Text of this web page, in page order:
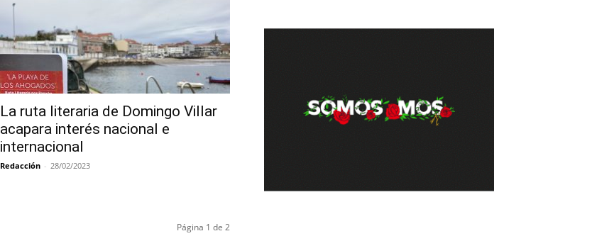
La ruta literaria de Domingo Villar
acapara interés nacional e
internacional
Redacción - 28/02/2023
Página 1 de 2